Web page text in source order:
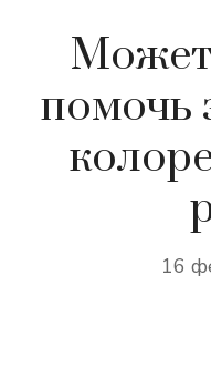
Может
помочь
16